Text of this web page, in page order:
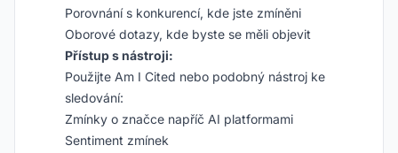
Porovnání s konkurencí, kde jste zmíněni
Oborové dotazy, kde byste se měli objevit
Přístup s nástroji:
Použijte Am I Cited nebo podobný nástroj ke
sledování:
Zmínky o značce napříč AI platformami
Sentiment zmínek